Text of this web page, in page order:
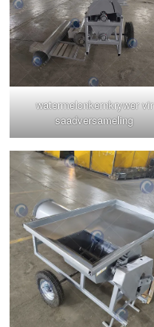
watermelonkernkrywer vir
saadversameling